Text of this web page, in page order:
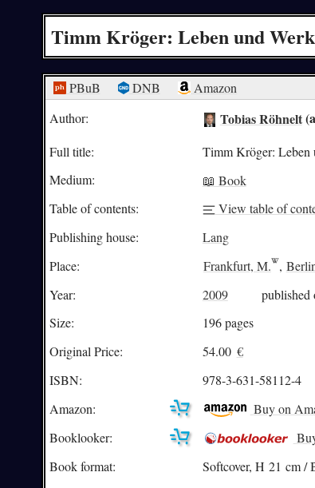
Timm Kröger: Leben und Werk
PBuB DNB Amazon
Author: Tobias Röhnelt
Full title:
Timm Kröger: Leben
Medium:
📖 Book
Table of contents:
View table of
Publishing house:
Lang
Place:
Frankfurt, M. ,
Year:
2009
published
Size:
196 pages
Original Price:
54.00 €
ISBN:
978-3-631-58112-4
Amazon:
Buy on
Booklooker:
Book format:
Softcover, H 21 cm